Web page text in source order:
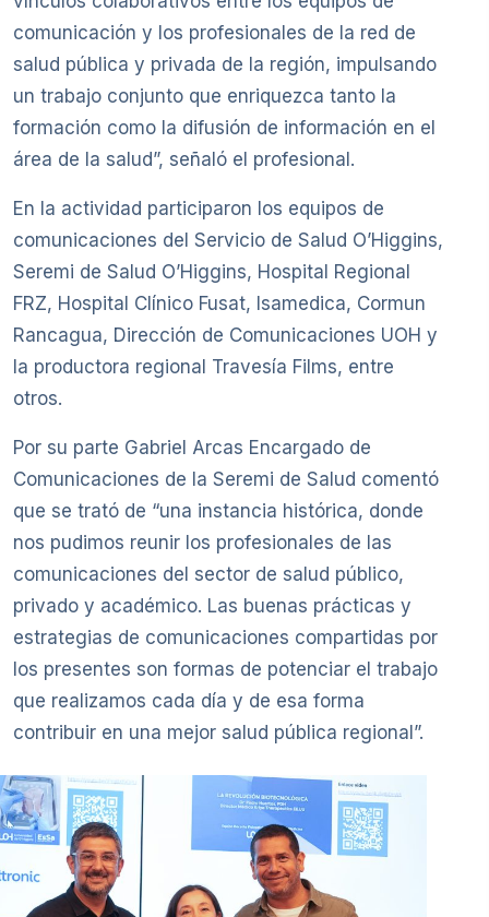
comunicación y los profesionales de la red de
salud pública y privada de la región, impulsando
un trabajo conjunto que enriquezca tanto la
formación como la difusión de información en el
área de la salud”, señaló el profesional.
En la actividad participaron los equipos de
comunicaciones del Servicio de Salud O’Higgins,
Seremi de Salud O’Higgins, Hospital Regional
FRZ, Hospital Clínico Fusat, Isamedica, Cormun
Rancagua, Dirección de Comunicaciones UOH y
la productora regional Travesía Films, entre
otros.
Por su parte Gabriel Arcas Encargado de
Comunicaciones de la Seremi de Salud comentó
que se trató de “una instancia histórica, donde
nos pudimos reunir los profesionales de las
comunicaciones del sector de salud público,
privado y académico. Las buenas prácticas y
estrategias de comunicaciones compartidas por
los presentes son formas de potenciar el trabajo
que realizamos cada día y de esa forma
contribuir en una mejor salud pública regional”.